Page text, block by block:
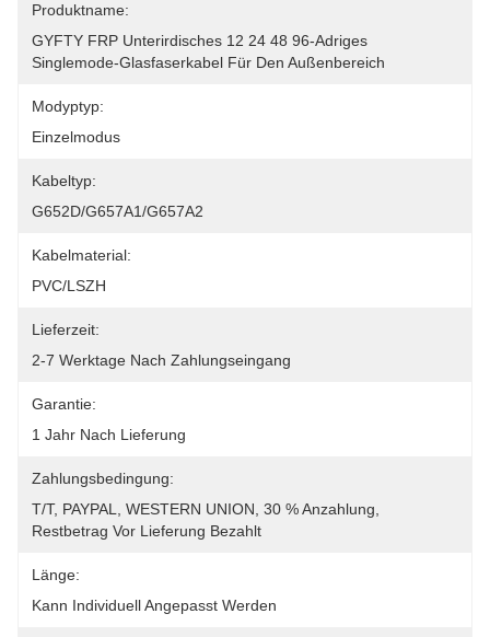
Produktname:
GYFTY FRP Unterirdisches 12 24 48 96-Adriges
Singlemode-Glasfaserkabel Für Den Außenbereich
Modyptyp:
Einzelmodus
Kabeltyp:
G652D/G657A1/G657A2
Kabelmaterial:
PVC/LSZH
Lieferzeit:
2-7 Werktage Nach Zahlungseingang
Garantie:
1 Jahr Nach Lieferung
Zahlungsbedingung:
T/T, PAYPAL, WESTERN UNION, 30 % Anzahlung,
Restbetrag Vor Lieferung Bezahlt
Länge:
Kann Individuell Angepasst Werden